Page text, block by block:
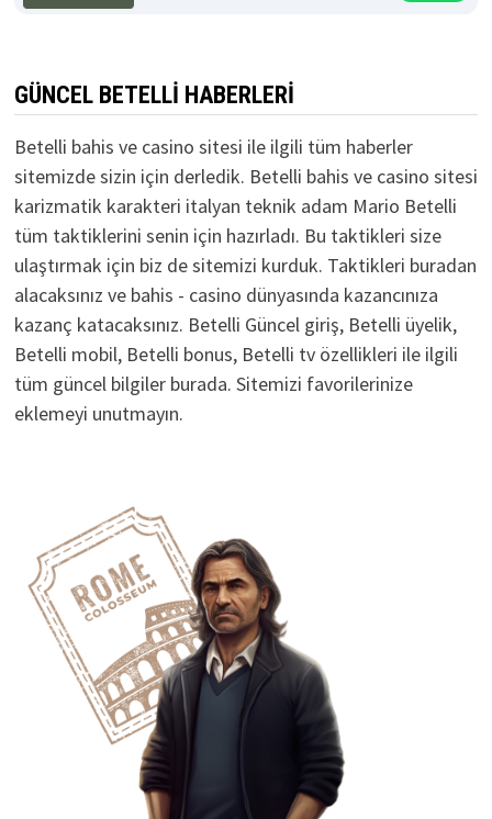
GÜNCEL BETELLI HABERLERI
Betelli bahis ve casino sitesi ile ilgili tüm haberler
sitemizde sizin için derledik. Betelli bahis ve casino sitesi
karizmatik karakteri italyan teknik adam Mario Betelli
tüm taktiklerini senin için hazırladı. Bu taktikleri size
ulaştırmak için biz de sitemizi kurduk. Taktikleri buradan
alacaksınız ve bahis - casino dünyasında kazancınıza
kazanç katacaksınız. Betelli Güncel giriş, Betelli üyelik,
Betelli mobil, Betelli bonus, Betelli tv özellikleri ile ilgili
tüm güncel bilgiler burada. Sitemizi favorilerinize
eklemeyi unutmayın.